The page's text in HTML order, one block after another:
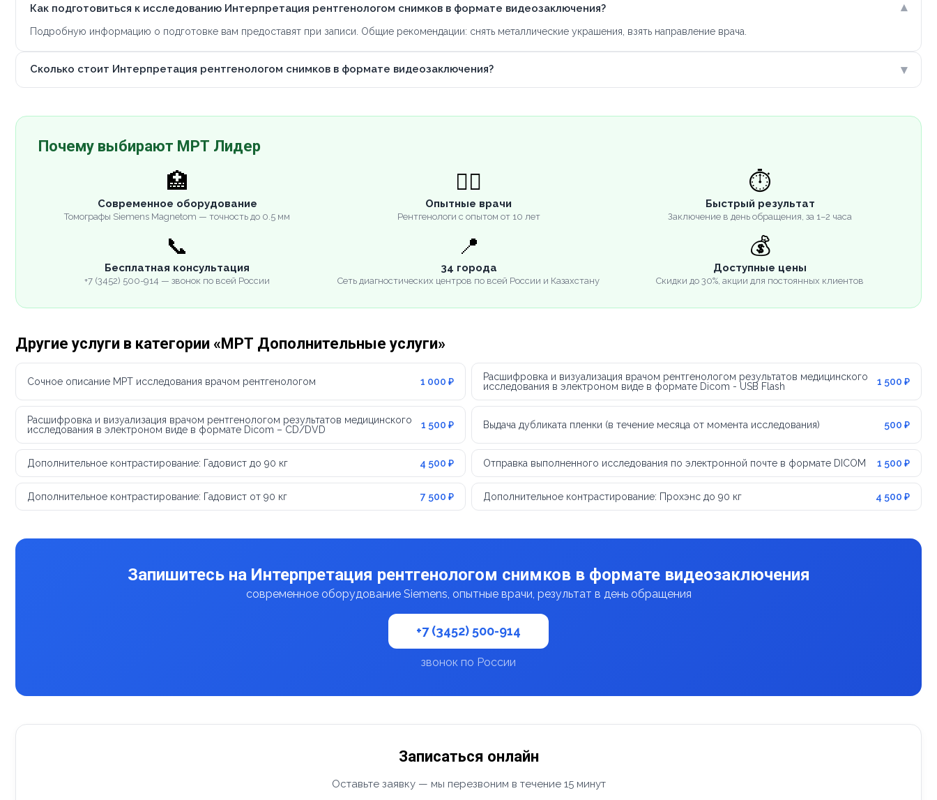
Как подготовиться к исследованию Интерпретация рентгенологом снимков в формате видеозаключения? ▾
Подробную информацию о подготовке вам предоставят при записи. Общие рекомендации: снять металлические украшения, взять направление врача.
Сколько стоит Интерпретация рентгенологом снимков в формате видеозаключения? ▾
Почему выбирают МРТ Лидер
🏥
Современное оборудование
Томографы Siemens Magnetom — точность до 0.5 мм
👨‍⚕️
Опытные врачи
Рентгенологи с опытом от 10 лет
⏱️
Быстрый результат
Заключение в день обращения, за 1–2 часа
📞
Бесплатная консультация
+7 (3452) 500-914 — звонок по всей России
📍
34 города
Сеть диагностических центров по всей России и Казахстану
💰
Доступные цены
Скидки до 30%, акции для постоянных клиентов
Другие услуги в категории «МРТ Дополнительные услуги»
Сочное описание МРТ исследования врачом рентгенологом 1 000 ₽
Расшифровка и визуализация врачом рентгенологом результатов медицинского
исследования в электроном виде в формате Dicom - USB Flash
1 500 ₽
Расшифровка и визуализация врачом рентгенологом результатов медицинского
исследования в электроном виде в формате Dicom – CD/DVD
1 500 ₽ Выдача дубликата пленки (в течение месяца от момента исследования) 500 ₽
Дополнительное контрастирование: Гадовист до 90 кг 4 500 ₽ Отправка выполненного исследования по электронной почте в формате DICOM 1 500 ₽
Дополнительное контрастирование: Гадовист от 90 кг 7 500 ₽ Дополнительное контрастирование: Прохэнс до 90 кг 4 500 ₽
Запишитесь на Интерпретация рентгенологом снимков в формате видеозаключения
современное оборудование Siemens, опытные врачи, результат в день обращения
+7 (3452) 500-914
звонок по России
Записаться онлайн
Оставьте заявку — мы перезвоним в течение 15 минут